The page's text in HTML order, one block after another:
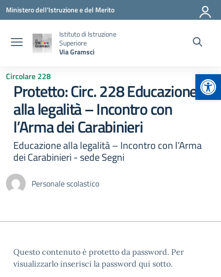
Vai ai contenuti
Vai al menu di navigazione
Vai al footer
Ministero dell'Istruzione e del Merito
Istituto di Istruzione
Superiore
Via Gramsci
Circolare 228
Protetto: Circ. 228 Educazione
alla legalità – Incontro con
l’Arma dei Carabinieri
Educazione alla legalità – Incontro con l’Arma
dei Carabinieri - sede Segni
Personale scolastico
Questo contenuto è protetto da password. Per
visualizzarlo inserisci la password qui sotto.